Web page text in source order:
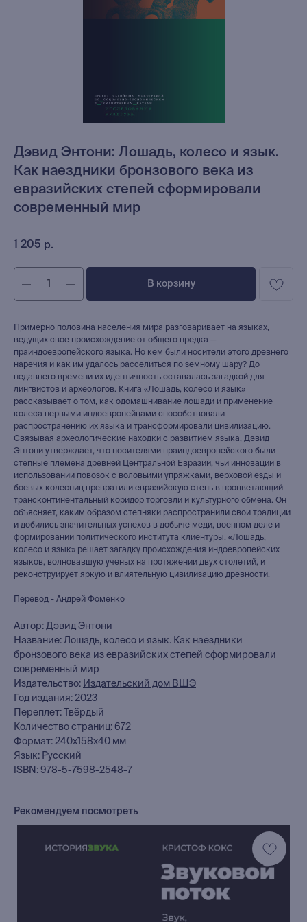
Дэвид Энтони: Лошадь, колесо и язык.
Как наездники бронзового века из
евразийских степей сформировали
современный мир
1 205 р.
В корзину
Примерно половина населения мира разговаривает на языках,
ведущих свое происхождение от общего предка —
праиндоевропейского языка. Но кем были носители этого древнего
наречия и как им удалось расселиться по земному шару? До
недавнего времени их идентичность оставалась загадкой для
лингвистов и археологов. Книга «Лошадь, колесо и язык»
рассказывает о том, как одомашнивание лошади и применение
колеса первыми индоевропейцами способствовали
распространению их языка и трансформировали цивилизацию.
Связывая археологические находки с развитием языка, Дэвид
Энтони утверждает, что носителями праиндоевропейского были
степные племена древней Центральной Евразии, чьи инновации в
использовании повозок с воловьими упряжками, верховой езды и
боевых колесниц превратили евразийскую степь в процветающий
трансконтинентальный коридор торговли и культурного обмена. Он
объясняет, каким образом степняки распространили свои традиции
и добились значительных успехов в добыче меди, военном деле и
формировании политического института клиентуры. «Лошадь,
колесо и язык» решает загадку происхождения индоевропейских
языков, волновавшую ученых на протяжении двух столетий, и
реконструирует яркую и влиятельную цивилизацию древности.
Перевод - Андрей Фоменко
Автор: Дэвид Энтони
Название: Лошадь, колесо и язык. Как наездники
бронзового века из евразийских степей сформировали
современный мир
Издательство: Издательский дом ВШЭ
Год издания: 2023
Переплет: Твёрдый
Количество страниц: 672
Формат: 240x158x40 мм
Язык: Русский
ISBN: 978-5-7598-2548-7
Рекомендуем посмотреть